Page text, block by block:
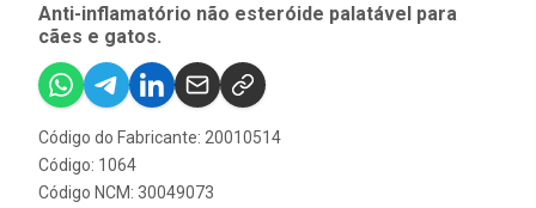
Anti-inflamatório não esteróide palatável para
cães e gatos.
Código do Fabricante: 20010514
Código: 1064
Código NCM: 30049073